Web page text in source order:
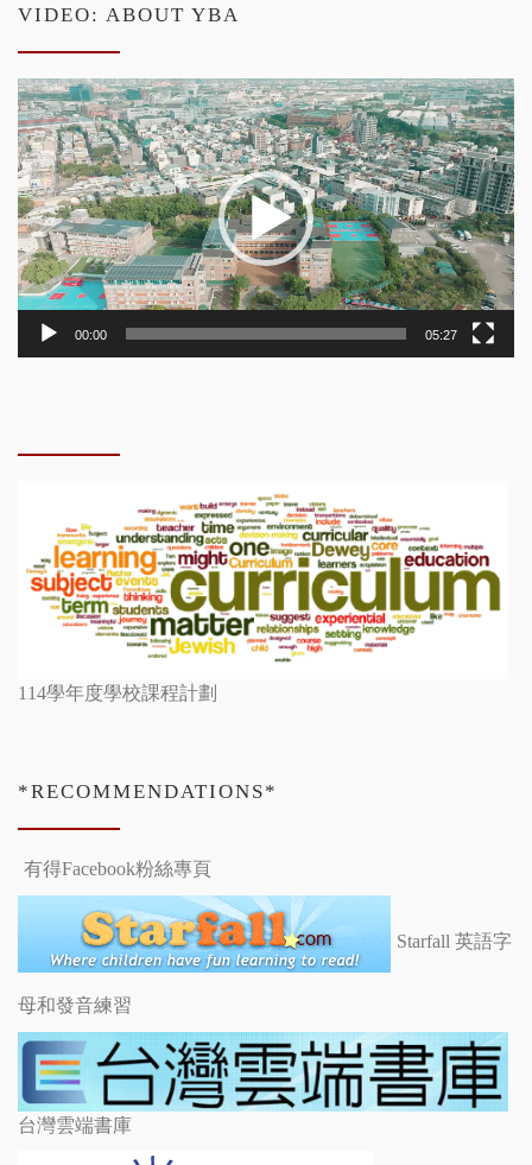
VIDEO: ABOUT YBA
Video
Player
00:00 05:27
114學年度學校課程計劃
*RECOMMENDATIONS*
有得Facebook粉絲專頁
Starfall 英語字
母和發音練習
台灣雲端書庫